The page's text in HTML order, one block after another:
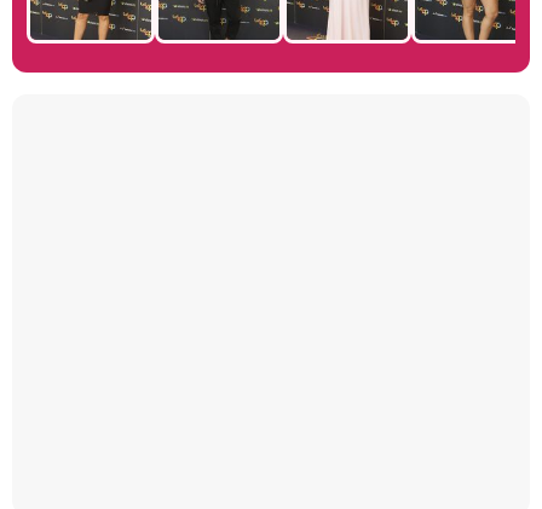
Manu Baqueiro: "Tuve como referente a Bruce Willis en 'Luz de Luna' para mi trabajo en la serie 'Perdiendo el juicio'"